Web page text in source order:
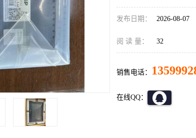
发布日期： 2026-08-07
阅 读 量： 32
销售电话：
在线QQ：